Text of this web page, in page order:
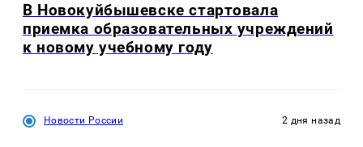
В Новокуйбышевске стартовала
приемка образовательных учреждений
к новому учебному году
Новости России 2 дня назад